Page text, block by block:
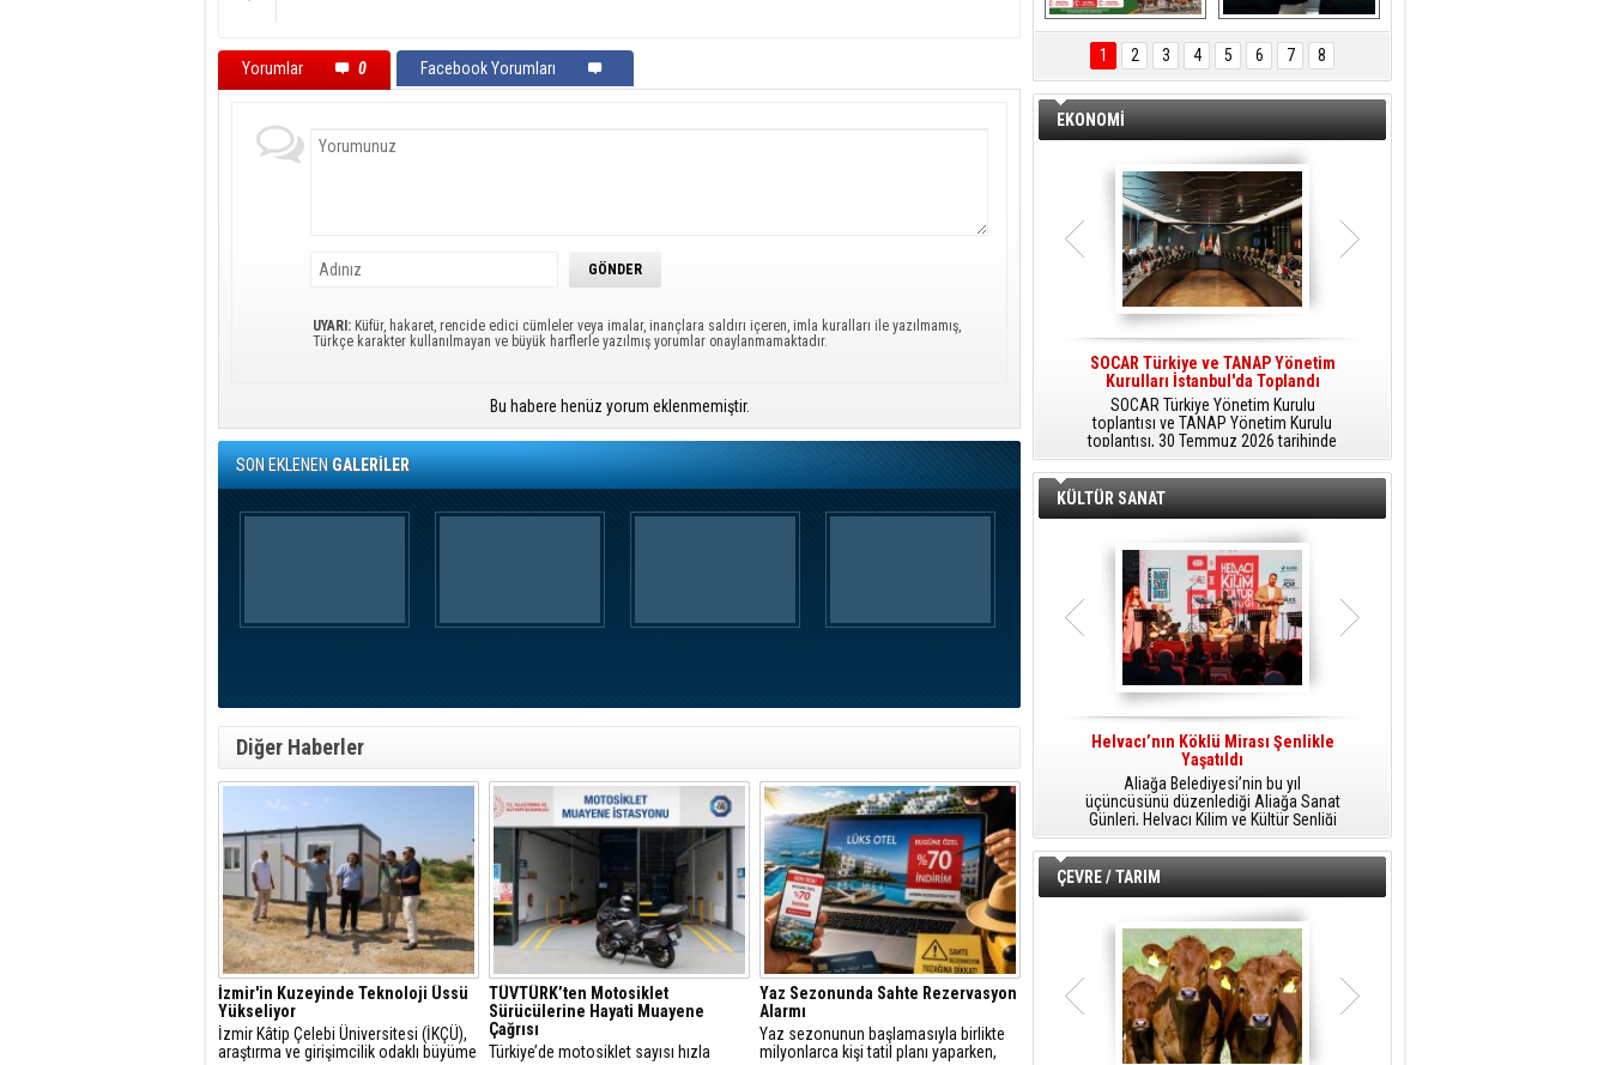
Yorumlar 0 Facebook Yorumları
UYARI: Küfür, hakaret, rencide edici cümleler veya imalar, inançlara saldırı içeren, imla kuralları ile yazılmamış,
Türkçe karakter kullanılmayan ve büyük harflerle yazılmış yorumlar onaylanmamaktadır.
Bu habere henüz yorum eklenmemiştir.
SON EKLENENGALERİLER
Diğer Haberler
İzmir'in Kuzeyinde Teknoloji Üssü
Yükseliyor
İzmir Kâtip Çelebi Üniversitesi (İKÇÜ),
araştırma ve girişimcilik odaklı büyüme
TÜVTÜRK’ten Motosiklet
Sürücülerine Hayati Muayene
Çağrısı
Türkiye’de motosiklet sayısı hızla
Yaz Sezonunda Sahte Rezervasyon
Alarmı
Yaz sezonunun başlamasıyla birlikte
milyonlarca kişi tatil planı yaparken,
ÖNAL TARIM
TANITIM FİLMİ
Aliağa'da Polis
Haftası Kutlandı
1 2 3 4 5 6 7 8
EKONOMİ
SOCAR Türkiye ve TANAP Yönetim
Kurulları İstanbul'da Toplandı
SOCAR Türkiye Yönetim Kurulu
toplantısı ve TANAP Yönetim Kurulu
toplantısı, 30 Temmuz 2026 tarihinde
İstanbul’da gerçekleştirildi.
hidrojen teknolojileri alanında yenilikçi
projelere öncülük ediyor.
KÜLTÜR SANAT
Helvacı’nın Köklü Mirası Şenlikle
Yaşatıldı
Aliağa Belediyesi’nin bu yıl
üçüncüsünü düzenlediği Aliağa Sanat
Günleri, Helvacı Kilim ve Kültür Şenliği
ile Helvacı’da renkli bir güne sahne
oldu.
birbirinden renkli etkinliklerle devam
ÇEVRE / TARIM